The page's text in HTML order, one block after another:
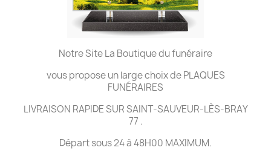
Notre Site La Boutique du funéraire
vous propose un large choix de PLAQUES
FUNÉRAIRES
LIVRAISON RAPIDE SUR SAINT-SAUVEUR-LÈS-BRAY
77 .
Départ sous 24 à 48H00 MAXIMUM.